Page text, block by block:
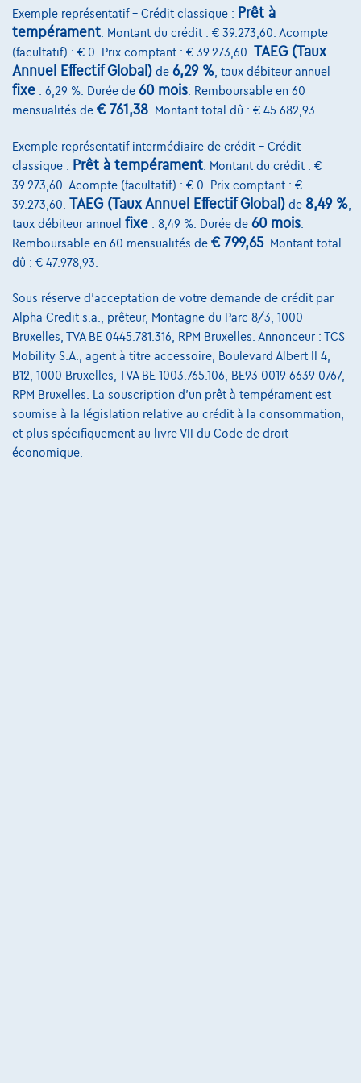
€30.249,38
Groupe Autosphere Arlon
Comparer
Exemple représentatif – Crédit classique : Prêt à
tempérament . Montant du crédit : € 39.273,60. Acompte
(facultatif) : € 0. Prix comptant : € 39.273,60. TAEG (Taux
Annuel Effectif Global) de 6,29 % , taux débiteur annuel
fixe : 6,29 %. Durée de 60 mois . Remboursable en 60
mensualités de € 761,38 . Montant total dû : € 45.682,93.
Exemple représentatif intermédiaire de crédit – Crédit
classique : Prêt à tempérament . Montant du crédit : €
39.273,60. Acompte (facultatif) : € 0. Prix comptant : €
39.273,60. TAEG (Taux Annuel Effectif Global) de 8,49 %
taux débiteur annuel fixe : 8,49 %. Durée de 60 mois
Remboursable en 60 mensualités de € 799,65. Montant total
dû : € 47.978,93.
Sous réserve d'acceptation de votre demande de crédit par
Alpha Credit s.a., prêteur, Montagne du Parc 8/3, 1000
Bruxelles, TVA BE 0445.781.316, RPM Bruxelles. Annonceur : TCS
Mobility S.A., agent à titre accessoire, Boulevard Albert II 4,
B12, 1000 Bruxelles, TVA BE 1003.765.106, BE93 0019 6639 0767,
RPM Bruxelles. La souscription d'un prêt à tempérament est
soumise à la législation relative au crédit à la consommation,
et plus spécifiquement au livre VII du Code de droit
économique.